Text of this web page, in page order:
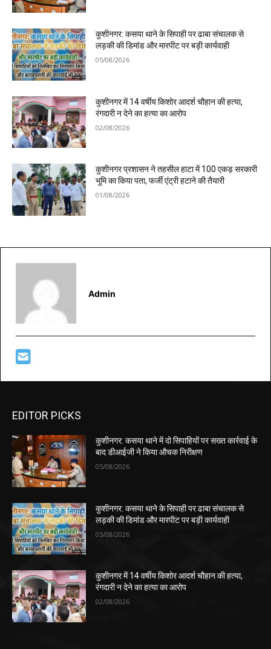
कुशीनगर: कसया थाने के सिपाही पर ढाबा संचालक से
लड़की की डिमांड और मारपीट पर बड़ी कार्यवाही
05/08/2026
कुशीनगर में 14 वर्षीय किशोर आदर्श चौहान की हत्या,
रंगदारी न देने का हत्या का आरोप
02/08/2026
कुशीनगर प्रशासन ने तहसील हाटा में 100 एकड़ सरकारी
भूमि का किया पता, फर्जी एंट्री हटाने की तैयारी
01/08/2026
Admin
EDITOR PICKS
कुशीनगर: कसया थाने में दो सिपाहियों पर सख्त कार्रवाई के
बाद डीआईजी ने किया औचक निरीक्षण
05/08/2026
कुशीनगर: कसया थाने के सिपाही पर ढाबा संचालक से
लड़की की डिमांड और मारपीट पर बड़ी कार्यवाही
05/08/2026
कुशीनगर में 14 वर्षीय किशोर आदर्श चौहान की हत्या,
रंगदारी न देने का हत्या का आरोप
02/08/2026